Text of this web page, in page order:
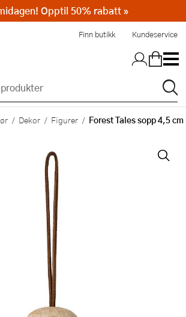
Finn butikk Kundeservice
Dekor Figurer Forest Tales sopp 4,5
Opptil 50% rabatt »